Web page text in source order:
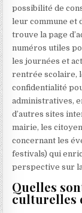
possibilité de
leur commune et
trouve la page
numéros utiles
les journées et
rentrée scolaire,
confidentialité
administratives,
d’autres sites
mairie, les
concernant les
festivals) qui
perspective sur
Quelles
culturelles